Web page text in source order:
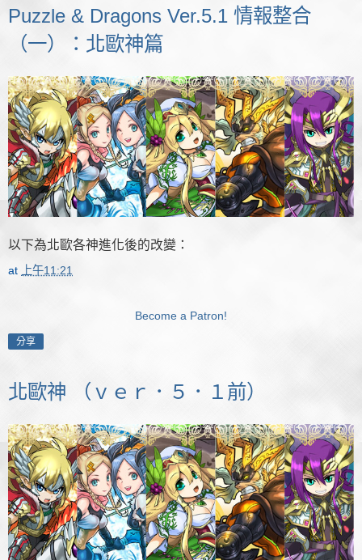
Puzzle & Dragons Ver.5.1 情報整合
（一）：北歐神篇
以下為北歐各神進化後的改變：
at 上午11:21
Become a Patron!
分享
北歐神 （ｖｅｒ．５．１前）